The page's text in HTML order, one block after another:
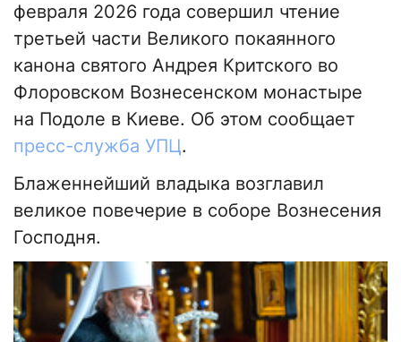
февраля 2026 года совершил чтение
третьей части Великого покаянного
канона святого Андрея Критского во
Флоровском Вознесенском монастыре
на Подоле в Киеве. Об этом сообщает
пресс-служба УПЦ.
Блаженнейший владыка возглавил
великое повечерие в соборе Вознесения
Господня.